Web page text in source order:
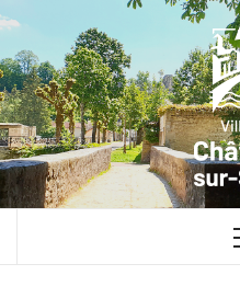
to
content
UNE VILLE DANS UN PARC